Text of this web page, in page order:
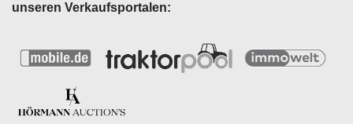
unseren Verkaufsportalen: